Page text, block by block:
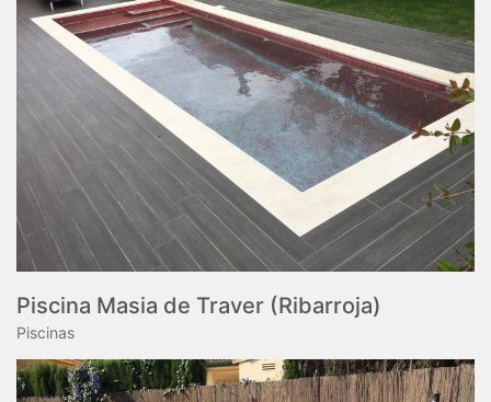
Piscina Masia de Traver (Ribarroja)
Piscinas